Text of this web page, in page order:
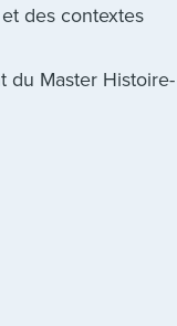
des contextes
du Master Histoire-